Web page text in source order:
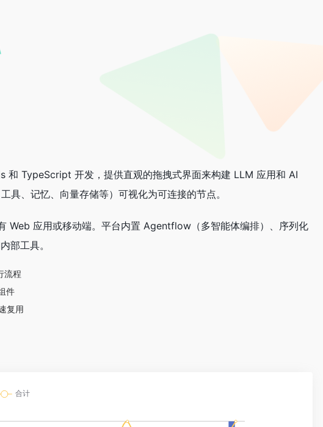
TypeScript 开发，提供直观的拖拽式界面来构建 LLM 应用和 AI
、记忆、向量存储等）可视化为可连接的节点。
Web 应用或移动端。平台内置 Agentflow（多智能体编排）、序列化
部工具。
流程
件
复用